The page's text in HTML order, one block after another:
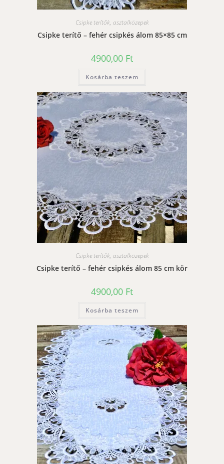
Csipke terítők, asztalközepek
Csipke terítő – fehér csipkés álom 85×85 cm
4900,00 Ft
Kosárba teszem
Csipke terítők, asztalközepek
Csipke terítő – fehér csipkés álom 85 cm kör
4900,00 Ft
Kosárba teszem